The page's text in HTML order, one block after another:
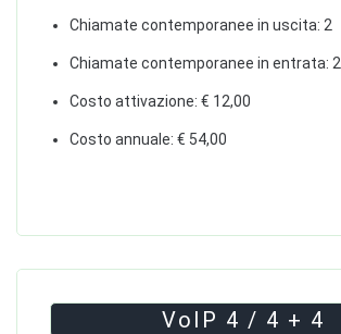
Chiamate contemporanee in uscita: 2
Chiamate contemporanee in entrata: 2
Costo attivazione: € 12,00
Costo annuale: € 54,00
VoIP 4 / 4 + 4